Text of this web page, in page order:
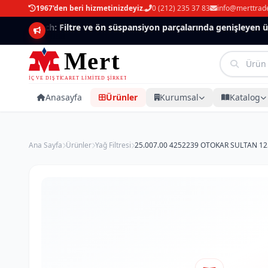
1967'den beri hizmetinizdeyiz. 0 (212) 235 37 83
Mannlich: Filtre ve ön süspansiyon parçalarında genişleyen
Anasayfa Ürünler Kurumsal Katalog
Ana Sayfa Ürünler Yağ Filtresi